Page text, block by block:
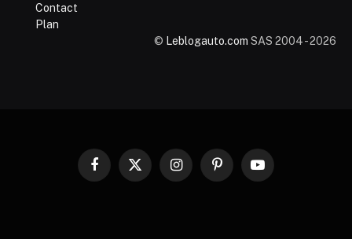
Contact
Plan
© Leblogauto.com SAS 2004 - 2026
Facebook
X
InstagramPinterestYouTube